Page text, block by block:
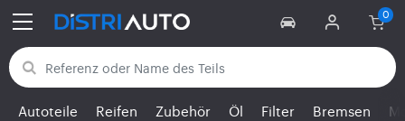
Zurück zu den Kategorien
Autoteile Reifen Zubehör Öl Filter Bremsen